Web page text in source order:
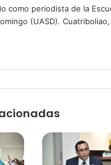
como periodista de la
(UASD).